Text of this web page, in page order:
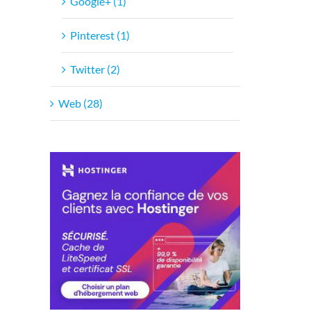
Pinterest (1)
Twitter (2)
Web (28)